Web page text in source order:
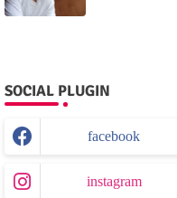
SOCIAL PLUGIN
facebook
instagram